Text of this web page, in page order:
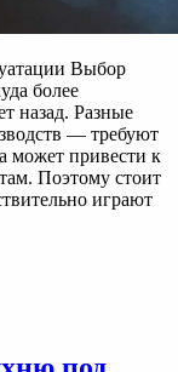
Выбор
более
назад. Разные
— требуют
может привести к
Поэтому стоит
играют